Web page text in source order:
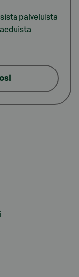
palveluista